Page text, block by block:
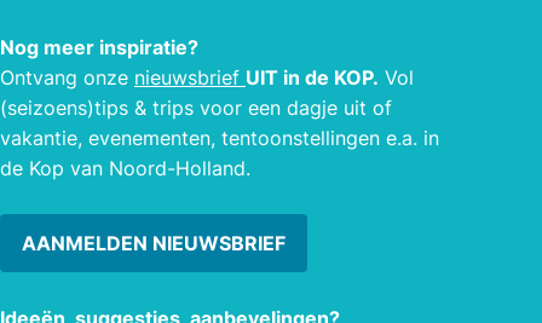
leven op Texel vroeger was. In de
vakanties bruist het er van de
activiteiten. Museum Kaap Skil is een
leuk én leerzaam dagje uit!
Nog meer inspiratie?
Ontvang onze nieuwsbrief UIT in de KOP. Vol
(seizoens)tips & trips voor een dagje uit of
vakantie, evenementen, tentoonstellingen e.a. in
de Kop van Noord-Holland.
AANMELDEN NIEUWSBRIEF
Ideeën, suggesties, aanbevelingen?